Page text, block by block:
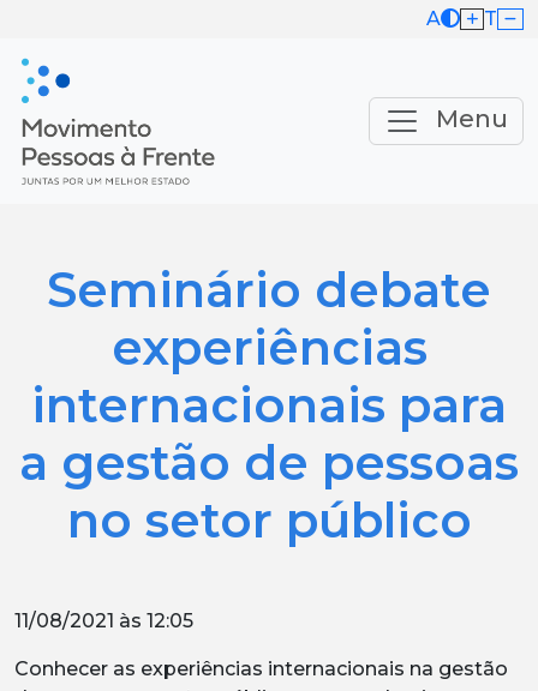
A T
Menu
Seminário debate
experiências
internacionais para
a gestão de pessoas
no setor público
11/08/2021 às 12:05
Conhecer as experiências internacionais na gestão